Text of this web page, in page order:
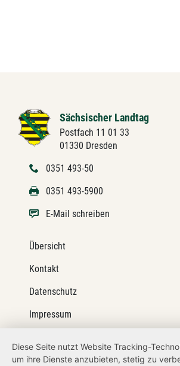
Sächsischer Landtag
Postfach 11 01 33
01330 Dresden
0351 493-50
0351 493-5900
E-Mail schreiben
Übersicht
Kontakt
Datenschutz
Impressum
Netiquette
Diese Seite nutzt Website Tracking-
um ihre Dienste anzubieten, stetig zu